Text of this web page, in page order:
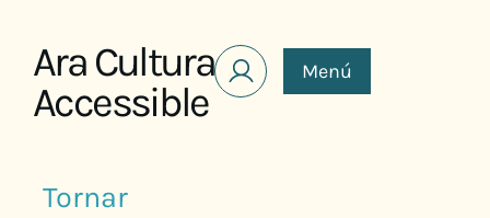
Ara Cultura
Accessible
Menú
Tornar